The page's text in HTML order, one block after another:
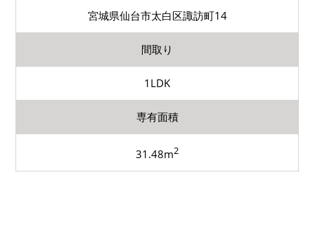
宮城県仙台市太白区諏訪町14
間取り
1LDK
専有面積
31.48m2